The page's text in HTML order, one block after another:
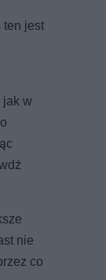
ten jest
jak w
nie
co